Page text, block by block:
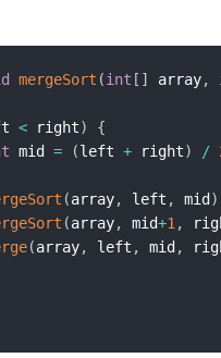
mergeSort (int [ ] array,
< right)
{
mid = (left + right) /
(array, left , mid)
(array, mid+1 ,
(array, left , mid,